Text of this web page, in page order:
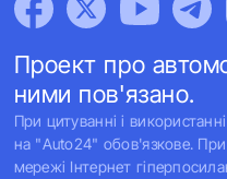
Проект про
ними пов'язано.
При цитуванні і
на "Auto24" обов'язкове. При
мережі Інтернет